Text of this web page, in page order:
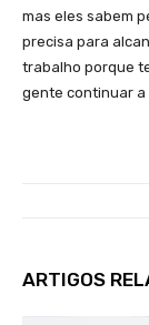
mas eles sabem
precisa para
trabalho porque
gente continuar a
ARTIGOS